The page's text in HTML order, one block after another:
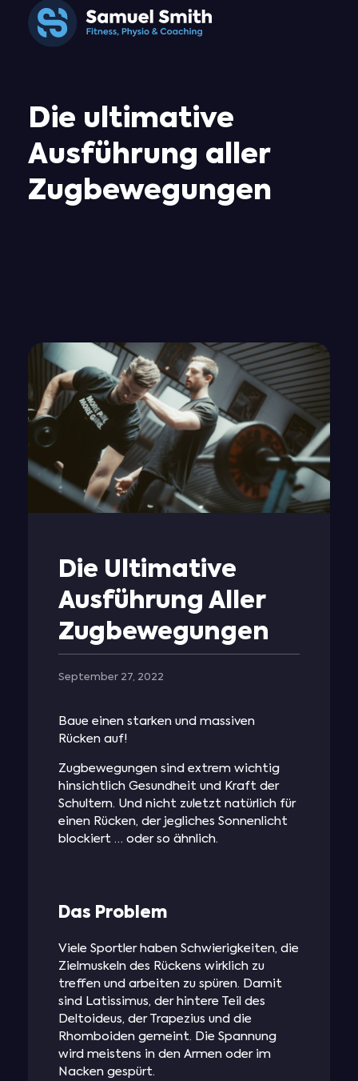
Die ultimative
Ausführung aller
Zugbewegungen
Die Ultimative
Ausführung Aller
Zugbewegungen
September 27, 2022
Baue einen starken und massiven
Rücken auf!
Zugbewegungen sind extrem wichtig
hinsichtlich Gesundheit und Kraft der
Schultern. Und nicht zuletzt natürlich für
einen Rücken, der jegliches Sonnenlicht
blockiert … oder so ähnlich.
Das Problem
Viele Sportler haben Schwierigkeiten, die
Zielmuskeln des Rückens wirklich zu
treffen und arbeiten zu spüren. Damit
sind Latissimus, der hintere Teil des
Deltoideus, der Trapezius und die
Rhomboiden gemeint. Die Spannung
wird meistens in den Armen oder im
Nacken gespürt.